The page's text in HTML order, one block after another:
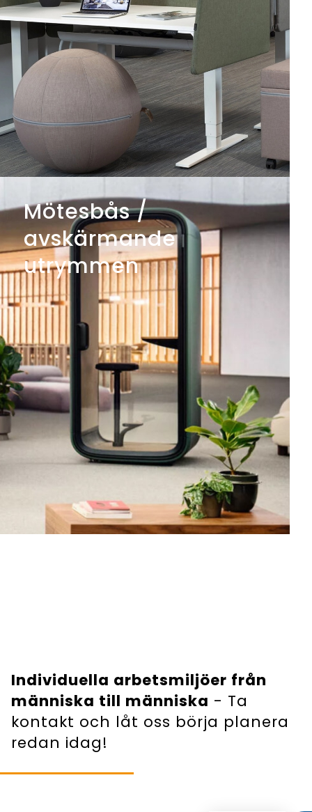
Mötesbås /
avskärmande
utrymmen
Individuella arbetsmiljöer från
människa till människa - Ta
kontakt och låt oss börja planera
redan idag!